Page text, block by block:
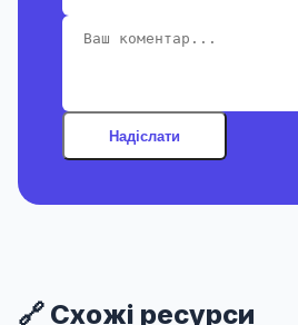
Надіслати
🔗 Схожі ресурси